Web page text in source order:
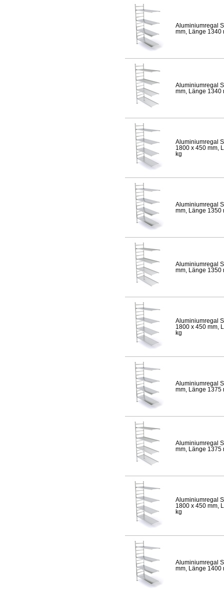
Aluminiumregal
mm, Länge 1340
Aluminiumregal
mm, Länge 1340
Aluminiumregal
1800 x 450 mm,
kg
Aluminiumregal
mm, Länge 1350
Aluminiumregal
mm, Länge 1350
Aluminiumregal
1800 x 450 mm,
kg
Aluminiumregal
mm, Länge 1375
Aluminiumregal
mm, Länge 1375
Aluminiumregal
1800 x 450 mm,
kg
Aluminiumregal
mm, Länge 1400